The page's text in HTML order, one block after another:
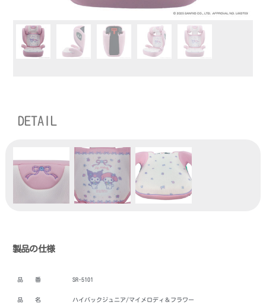
DETAIL
製品の仕様
品 番 SR-5101
品 名 ハイバックジュニア/マイメロディ＆フラワー